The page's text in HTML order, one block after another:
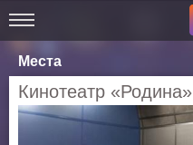
Места
Кинотеатр «Родина»